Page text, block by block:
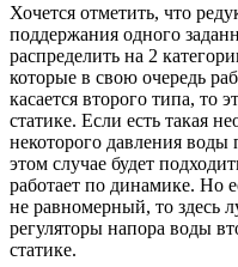
Хочется отметить, что
поддержания одного
распределить на 2
которые в свою очередь
касается второго типа, то
статике. Если есть такая
некоторого давления
этом случае будет
работает по динамике. Но
не равномерный, то здесь
регуляторы напора воды
статике.